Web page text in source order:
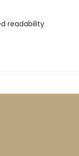
readability